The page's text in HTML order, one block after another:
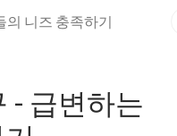
의 니즈 충족하기
- 급변하는